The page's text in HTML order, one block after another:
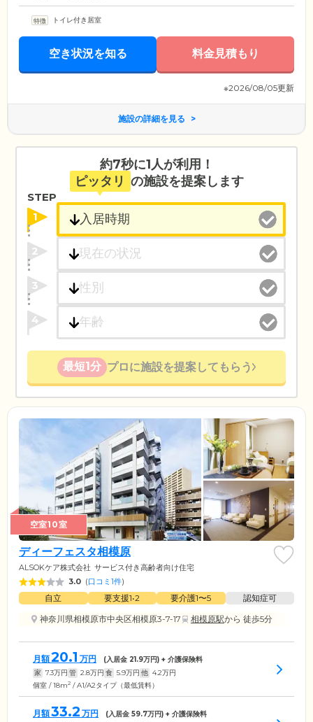
トイレ付き居室
空き状況を知る 料金見積もり
※2026/08/05更新
施設の詳細を見る
約7秒に1人が利用！
ピッタリ の施設を提案します
STEP
1
2
3
4
最短1分 プロに施設を提案してもらう
空室10室
ディーフェスタ相模原
ALSOKケア株式会社 サービス付き高齢者向け住宅
3.0 (口コミ1件)
自立 要支援1•2 要介護1〜5
認知症可
神奈川県相模原市中央区相模原3-7-17
相模原駅から 徒歩5分
月額20.1 万円 (入居金 21.9万円) + 介護保険料
家 7.3万円 管 2.8万円 食 5.9万円 他 4.2万円
個室 / 18m2 / A1/A2タイプ（最低賃料）
月額33.2 万円 (入居金 59.7万円) + 介護保険料